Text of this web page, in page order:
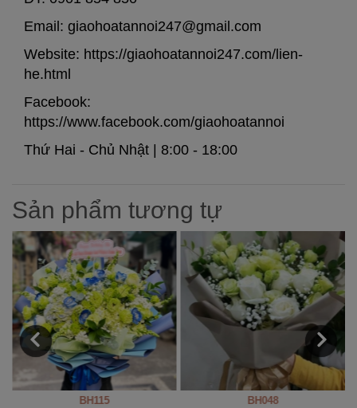
Email: giaohoatannoi247@gmail.com
Website: https://giaohoatannoi247.com/lien-
he.html
Facebook:
https://www.facebook.com/giaohoatannoi
Thứ Hai - Chủ Nhật | 8:00 - 18:00​
Sản phẩm tương tự
BH115
BH048